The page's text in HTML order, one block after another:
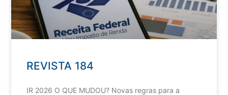
REVISTA 184
IR 2026 O QUE MUDOU? Novas regras para a